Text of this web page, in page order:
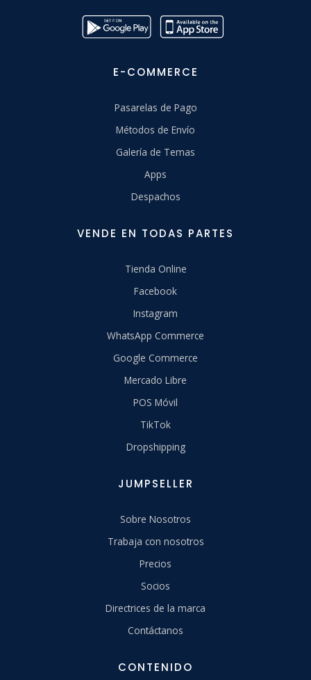
E-COMMERCE
Pasarelas de Pago
Métodos de Envío
Galería de Temas
Apps
Despachos
VENDE EN TODAS PARTES
Tienda Online
Facebook
Instagram
WhatsApp Commerce
Google Commerce
Mercado Libre
POS Móvil
TikTok
Dropshipping
JUMPSELLER
Sobre Nosotros
Trabaja con nosotros
Precios
Socios
Directrices de la marca
Contáctanos
CONTENIDO